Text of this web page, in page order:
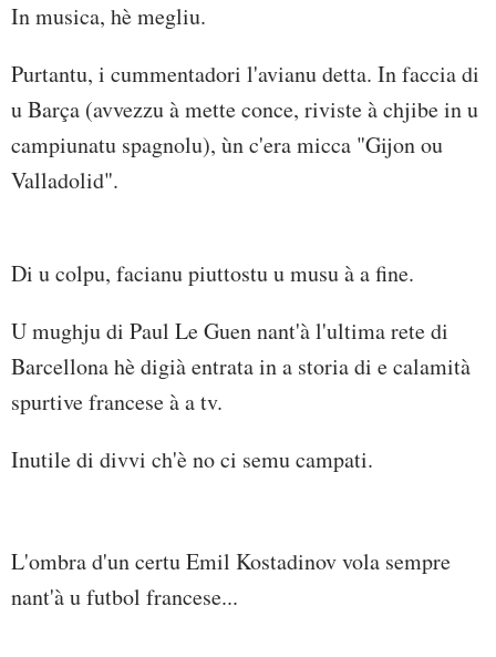
In musica, hè megliu.
Purtantu, i cummentadori l'avianu detta. In faccia di
u Barça (avvezzu à mette conce, riviste à chjibe in u
campiunatu spagnolu), ùn c'era micca "Gijon ou
Valladolid".
Di u colpu, facianu piuttostu u musu à a fine.
U mughju di Paul Le Guen nant'à l'ultima rete di
Barcellona hè digià entrata in a storia di e calamità
spurtive francese à a tv.
Inutile di divvi ch'è no ci semu campati.
L'ombra d'un certu Emil Kostadinov vola sempre
nant'à u futbol francese...